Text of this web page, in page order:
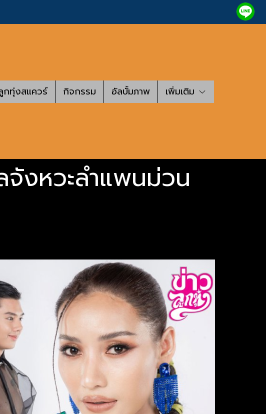
กทุ่งสแควร์ กิจกรรม อัลบั้มภาพ เพิ่มเติม
จังหวะลำแพนม่วน